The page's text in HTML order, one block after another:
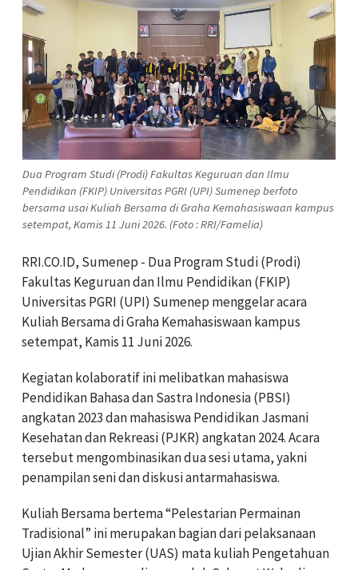
Dua Program Studi (Prodi) Fakultas Keguruan dan Ilmu
Pendidikan (FKIP) Universitas PGRI (UPI) Sumenep berfoto
bersama usai Kuliah Bersama di Graha Kemahasiswaan kampus
setempat, Kamis 11 Juni 2026. (Foto : RRI/Famelia)
RRI.CO.ID, Sumenep - Dua Program Studi (Prodi)
Fakultas Keguruan dan Ilmu Pendidikan (FKIP)
Universitas PGRI (UPI) Sumenep menggelar acara
Kuliah Bersama di Graha Kemahasiswaan kampus
setempat, Kamis 11 Juni 2026.
Kegiatan kolaboratif ini melibatkan mahasiswa
Pendidikan Bahasa dan Sastra Indonesia (PBSI)
angkatan 2023 dan mahasiswa Pendidikan Jasmani
Kesehatan dan Rekreasi (PJKR) angkatan 2024. Acara
tersebut mengombinasikan dua sesi utama, yakni
penampilan seni dan diskusi antarmahasiswa.
Kuliah Bersama bertema “Pelestarian Permainan
Tradisional” ini merupakan bagian dari pelaksanaan
Ujian Akhir Semester (UAS) mata kuliah Pengetahuan